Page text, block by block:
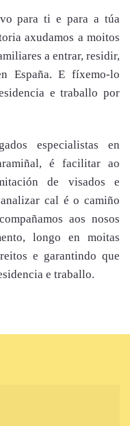
para ti e para a túa
axudamos a moitos
a entrar, residir,
España. E fíxemo-lo
e traballo por
especialistas en
é facilitar ao
de visados e
cal é o camiño
aos nosos
longo en moitas
e garantindo que
e traballo.